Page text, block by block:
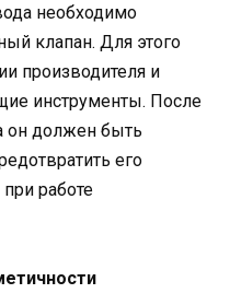
необходимо
клапан. Для этого
производителя и
инструменты. После
он должен быть
его
работе